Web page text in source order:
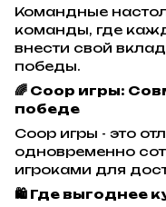
Командные
команды, где
внести свой
победы.
🌈 Соор игры:
победе
Соор игры - это
одновременно
игроками для
🛍️ Где выгоднее